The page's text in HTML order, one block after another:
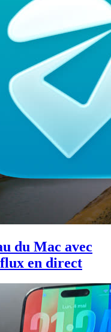
du Mac avec
flux en direct